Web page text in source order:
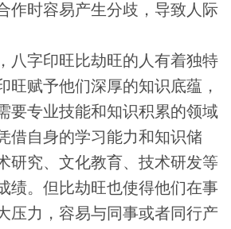
作时容易产生分歧，导致人际
八字印旺比劫旺的人有着独特
旺赋予他们深厚的知识底蕴，
要专业技能和知识积累的领域
借自身的学习能力和知识储
研究、文化教育、技术研发等
绩。但比劫旺也使得他们在事
压力，容易与同事或者同行产